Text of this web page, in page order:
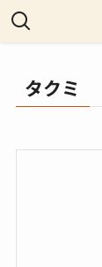
タクミ